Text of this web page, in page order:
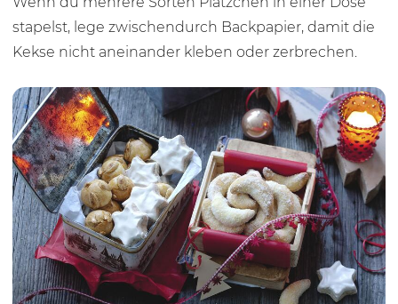
stapelst, lege zwischendurch Backpapier, damit die
Kekse nicht aneinander kleben oder zerbrechen.